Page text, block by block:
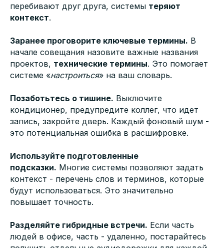
перебивают друг друга, системы теряют
контекст.
Заранее проговорите ключевые термины. В
начале совещания назовите важные названия
проектов, технические термины. Это помогает
системе «настроиться» на ваш словарь.
Позаботьтесь о тишине. Выключите
кондиционер, предупредите коллег, что идет
запись, закройте дверь. Каждый фоновый шум -
это потенциальная ошибка в расшифровке.
Используйте подготовленные
подсказки. Многие системы позволяют задать
контекст - перечень слов и терминов, которые
будут использоваться. Это значительно
повышает точность.
Разделяйте гибридные встречи. Если часть
людей в офисе, часть - удаленно, постарайтесь